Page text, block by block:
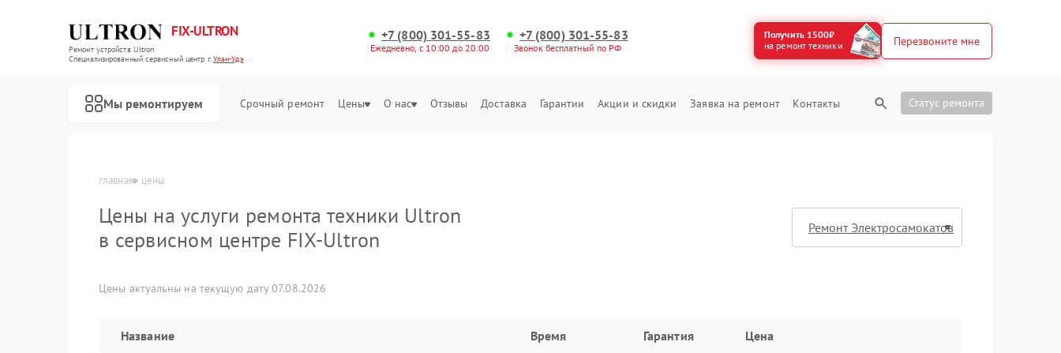
FIX-ULTRON
Ремонт устройств Ultron
Специализированный cервисный центр г.Улан-Удэ
+7 (800) 301-55-83
Ежедневно, с 10:00 до 20:00
+7 (800) 301-55-83
Звонок бесплатный по РФ
Получить 1500₽
на ремонт техники
Перезвоните мне
Мы ремонтируем Срочный ремонт Цены О нас Отзывы Доставка Гарантии Акции и скидки Заявка на ремонт Контакты Статус ремонта
главная цены
Цены на услуги ремонта техники Ultron
в сервисном центре FIX-Ultron
Цены актуальны на текущую дату 07.08.2026
Название Время Гарантия Цена